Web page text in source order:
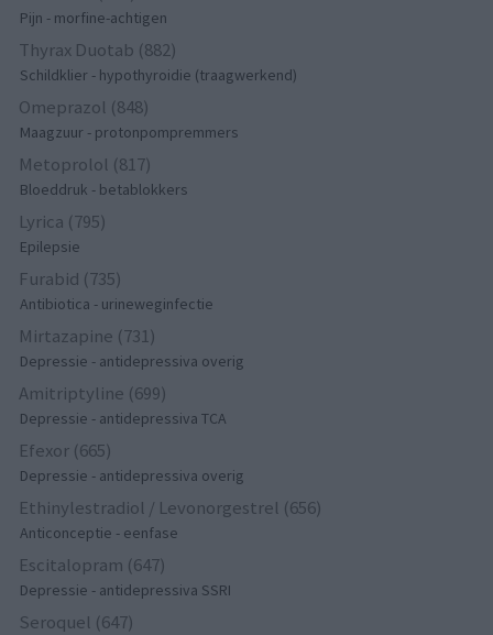
Pijn - morfine-achtigen
Thyrax Duotab (882)
Schildklier - hypothyroidie (traagwerkend)
Omeprazol (848)
Maagzuur - protonpompremmers
Metoprolol (817)
Bloeddruk - betablokkers
Lyrica (795)
Epilepsie
Furabid (735)
Antibiotica - urineweginfectie
Mirtazapine (731)
Depressie - antidepressiva overig
Amitriptyline (699)
Depressie - antidepressiva TCA
Efexor (665)
Depressie - antidepressiva overig
Ethinylestradiol / Levonorgestrel (656)
Anticonceptie - eenfase
Escitalopram (647)
Depressie - antidepressiva SSRI
Seroquel (647)